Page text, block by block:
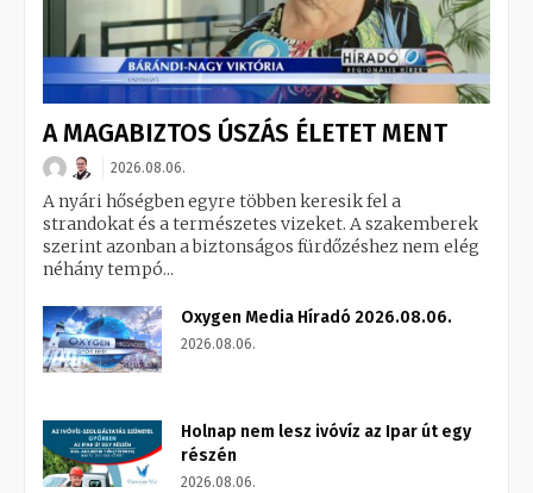
A MAGABIZTOS ÚSZÁS ÉLETET MENT
2026.08.06.
A nyári hőségben egyre többen keresik fel a
strandokat és a természetes vizeket. A szakemberek
szerint azonban a biztonságos fürdőzéshez nem elég
néhány tempó...
Oxygen Media Híradó 2026.08.06.
2026.08.06.
Holnap nem lesz ivóvíz az Ipar út egy
részén
2026.08.06.